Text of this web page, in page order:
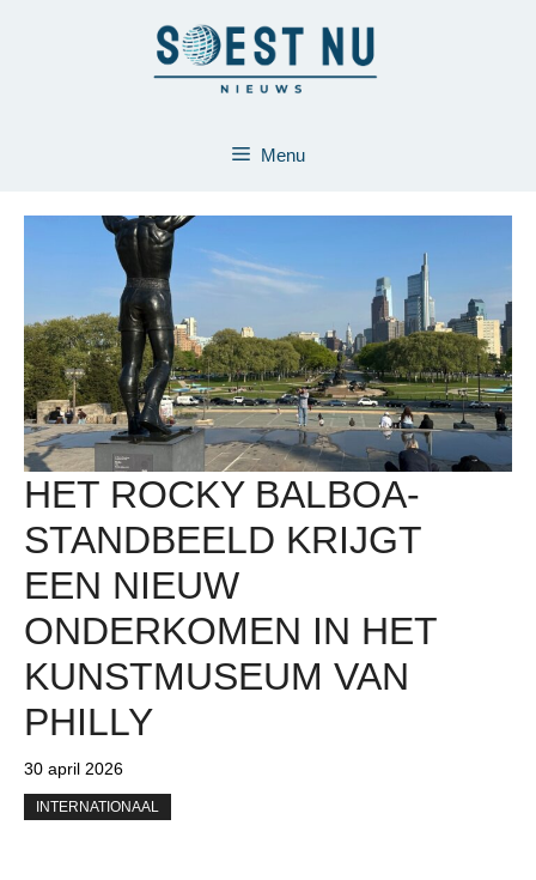
Menu
HET ROCKY BALBOA-
STANDBEELD KRIJGT
EEN NIEUW
ONDERKOMEN IN HET
KUNSTMUSEUM VAN
PHILLY
30 april 2026
INTERNATIONAAL